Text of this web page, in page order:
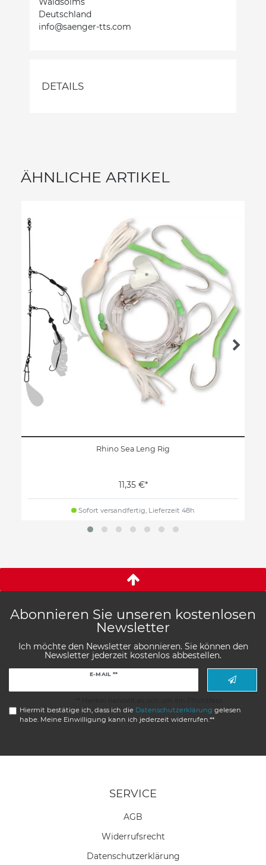
Deutschland
info@saenger-tts.com
DETAILS
ÄHNLICHE ARTIKEL
Rhino Sea Leng Rig
11,35 €*
Sofort versandfertig, Lieferzeit 48h
Abonnieren Sie unseren kostenlosen
Newsletter
Ich möchte den Newsletter abonnieren. Sie können den
Newsletter jederzeit kostenlos abbestellen.
E-MAIL **
Hiermit bestätige ich, dass ich die Daten­schutz­erklärung gelesen
habe. Meine Einwilligung kann ich jederzeit widerrufen.**
SERVICE
AGB
Widerrufs­recht
Daten­schutz­erklärung